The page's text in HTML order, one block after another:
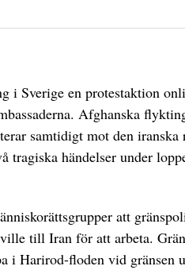
i Sverige en protestaktion
Afghanska
samtidigt mot den iranska
tragiska händelser under
att
till Iran för att arbeta.
i Harirod-floden vid gränsen